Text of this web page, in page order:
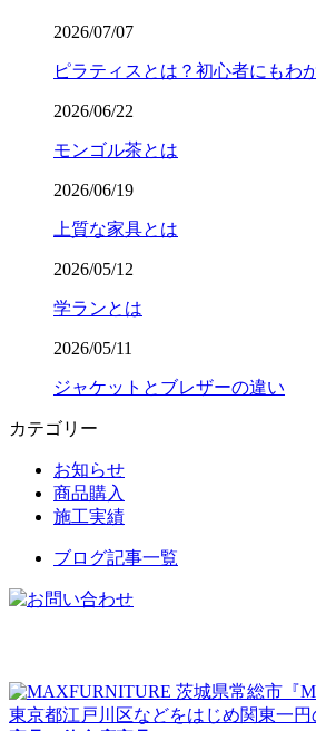
2026/07/07
ピラティスとは？初心者にもわ
2026/06/22
モンゴル茶とは
2026/06/19
上質な家具とは
2026/05/12
学ランとは
2026/05/11
ジャケットとブレザーの違い
カテゴリー
お知らせ
商品購入
施工実績
ブログ記事一覧
茨城県常総市『
東京都江戸川区などをはじめ関東一円